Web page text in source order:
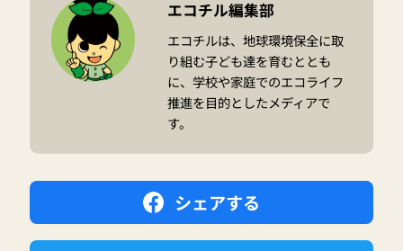
エコチル編集部
エコチルは、地球環境保全に取
り組む子ども達を育むととも
に、学校や家庭でのエコライフ
推進を目的としたメディアで
す。
シェアする